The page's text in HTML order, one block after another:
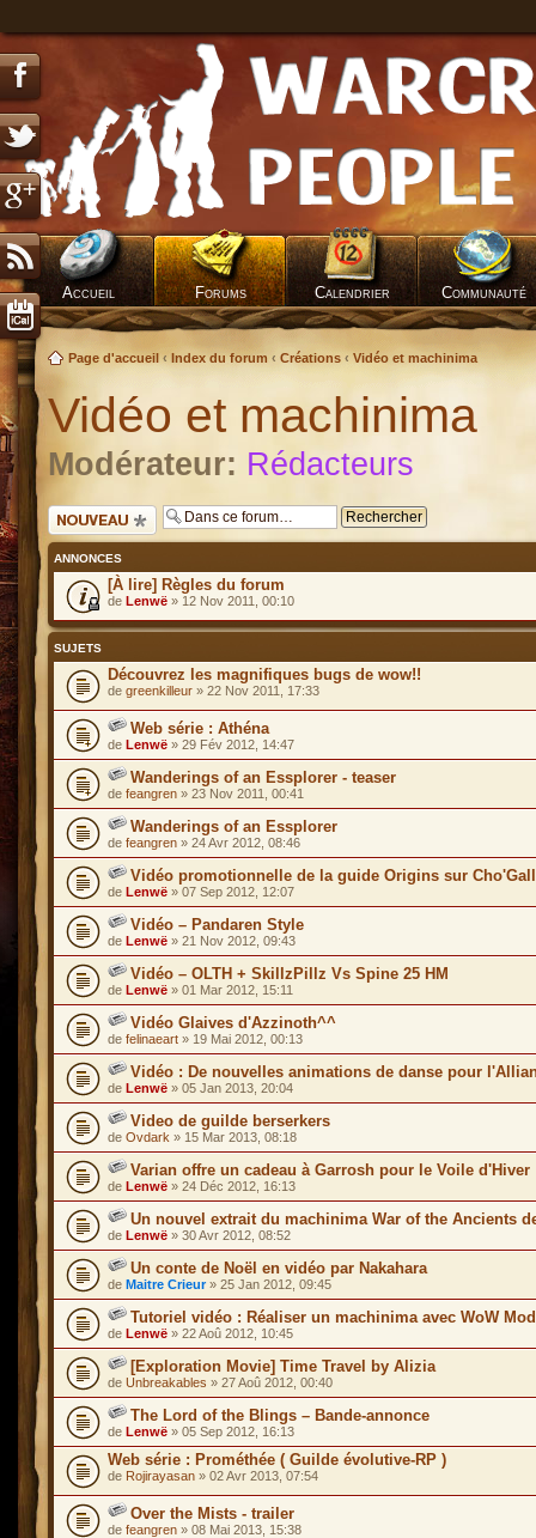
Accueil Forums Calendrier Communauté
Page d'accueil ‹ Index du forum ‹ Créations ‹ Vidéo et machinima
Vidéo et machinima
Modérateur: Rédacteurs
Ecrire un nouveau
sujet
ANNONCES
[À lire] Règles du forum
de Lenwë » 12 Nov 2011, 00:10
SUJETS
Découvrez les magnifiques bugs de wow!!
de greenkilleur » 22 Nov 2011, 17:33
Web série : Athéna
de Lenwë » 29 Fév 2012, 14:47
Wanderings of an Essplorer - teaser
de feangren » 23 Nov 2011, 00:41
Wanderings of an Essplorer
de feangren » 24 Avr 2012, 08:46
Vidéo promotionnelle de la guide Origins sur Cho'Gall
de Lenwë » 07 Sep 2012, 12:07
Vidéo – Pandaren Style
de Lenwë » 21 Nov 2012, 09:43
Vidéo – OLTH + SkillzPillz Vs Spine 25 HM
de Lenwë » 01 Mar 2012, 15:11
Vidéo Glaives d'Azzinoth^^
de felinaeart » 19 Mai 2012, 00:13
Vidéo : De nouvelles animations de danse pour
de Lenwë » 05 Jan 2013, 20:04
Video de guilde berserkers
de Ovdark » 15 Mar 2013, 08:18
Varian offre un cadeau à Garrosh pour le Voile d'Hiver
de Lenwë » 24 Déc 2012, 16:13
Un nouvel extrait du machinima War of the Ancients
de Lenwë » 30 Avr 2012, 08:52
Un conte de Noël en vidéo par Nakahara
de Maitre Crieur» 25 Jan 2012, 09:45
Tutoriel vidéo : Réaliser un machinima avec WoW
de Lenwë » 22 Aoû 2012, 10:45
[Exploration Movie] Time Travel by Alizia
de Unbreakables » 27 Aoû 2012, 00:40
The Lord of the Blings – Bande-annonce
de Lenwë » 05 Sep 2012, 16:13
Web série : Prométhée ( Guilde évolutive-RP )
de Rojirayasan » 02 Avr 2013, 07:54
Over the Mists - trailer
de feangren » 08 Mai 2013, 15:38